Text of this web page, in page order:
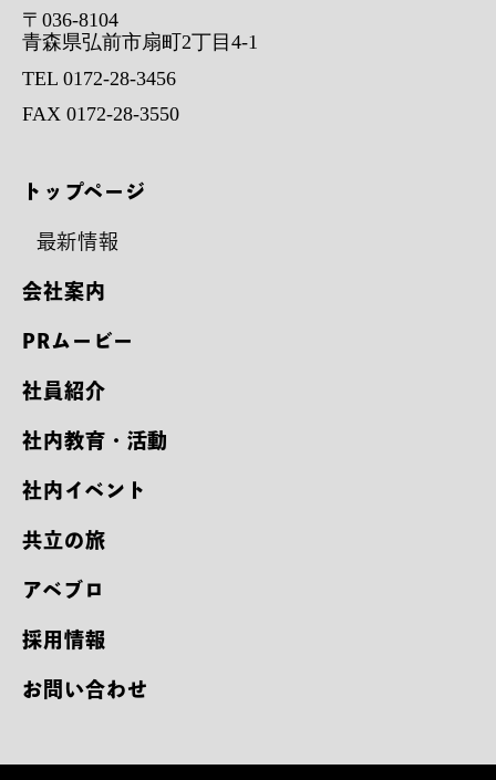
〒036-8104
青森県弘前市扇町2丁目4-1
TEL 0172-28-3456
FAX 0172-28-3550
トップページ
最新情報
会社案内
PRムービー
社員紹介
社内教育・活動
社内イベント
共立の旅
アベブロ
採用情報
お問い合わせ